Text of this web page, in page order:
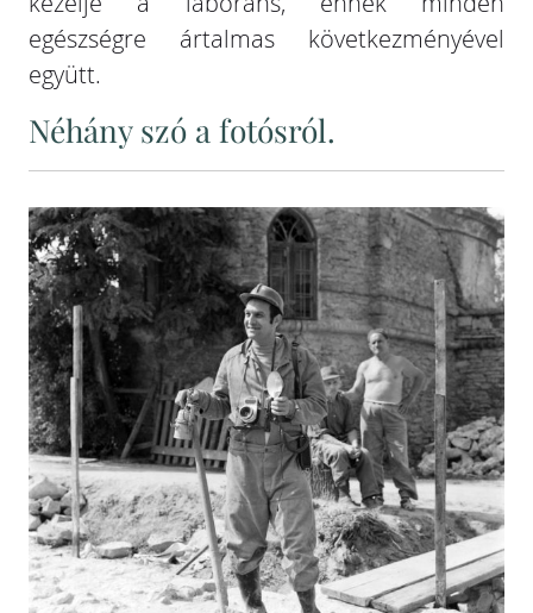
egészségre ártalmas következményével
együtt.
Néhány szó a fotósról.